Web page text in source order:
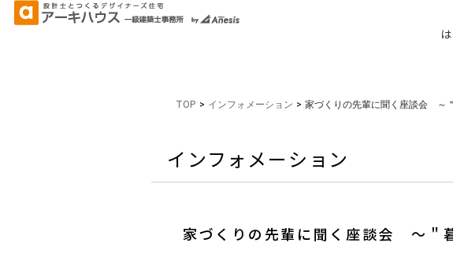
TOP > インフォメーション > 家づくりの先輩に聞く座談会 ～
インフォメーション
家づくりの先輩に聞く座談会 ～＂